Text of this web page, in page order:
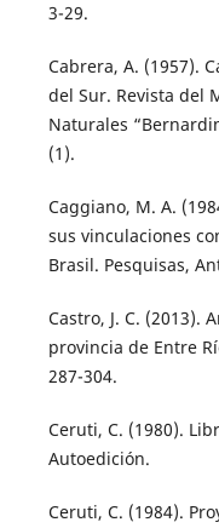
3-29.
Cabrera, A. (1957).
del Sur. Revista del
Naturales
(1).
Caggiano, M. A.
sus vinculaciones
Brasil. Pesquisas,
Castro, J. C. (2013).
provincia de Entre
287-304.
Ceruti, C. (1980).
Autoedición.
Ceruti, C. (1984).